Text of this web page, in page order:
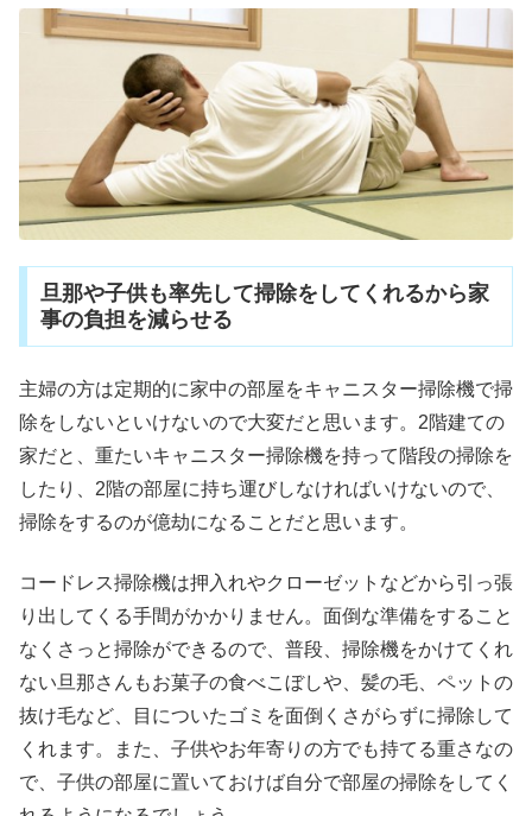
旦那や子供も率先して掃除をしてくれるから家
事の負担を減らせる
主婦の方は定期的に家中の部屋をキャニスター掃除機で掃
除をしないといけないので大変だと思います。2階建ての
家だと、重たいキャニスター掃除機を持って階段の掃除を
したり、2階の部屋に持ち運びしなければいけないので、
掃除をするのが億劫になることだと思います。
コードレス掃除機は押入れやクローゼットなどから引っ張
り出してくる手間がかかりません。面倒な準備をすること
なくさっと掃除ができるので、普段、掃除機をかけてくれ
ない旦那さんもお菓子の食べこぼしや、髪の毛、ペットの
抜け毛など、目についたゴミを面倒くさがらずに掃除して
くれます。また、子供やお年寄りの方でも持てる重さなの
で、子供の部屋に置いておけば自分で部屋の掃除をしてく